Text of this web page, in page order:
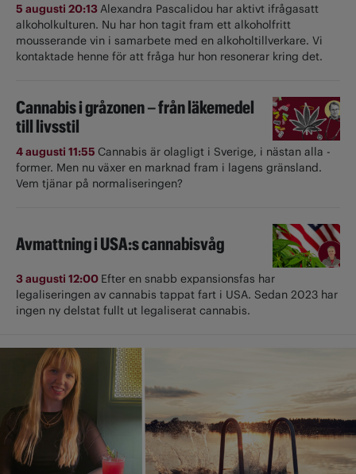
5 augusti 20:13Alexandra Pascalidou har aktivt ifrågasatt
alkoholkulturen. Nu har hon tagit fram ett alkoholfritt
mousserande vin i samarbete med en alkoholtillverkare. Vi
kontaktade henne för att fråga hur hon resonerar kring det.
Cannabis i gråzonen – från läkemedel
till livsstil
4 augusti 11:55 Cannabis är olagligt i ­Sverige, i nästan alla ­
former. Men nu växer en marknad fram i lagens gränsland.
Vem tjänar på normaliseringen?
Avmattning i USA:s cannabisvåg
3 augusti 12:00 Efter en snabb expansionsfas har
legaliseringen av cannabis tappat fart i USA. Sedan 2023 har
ingen ny delstat fullt ut ­legaliserat cannabis.